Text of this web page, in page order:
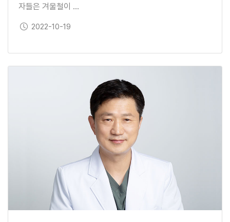
자들은 겨울철이 …
보도일2022-10-19